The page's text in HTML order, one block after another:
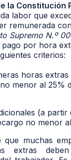
la Constitución
labor que
remunerada
Supremo N.º
pago por hora
criterios:
horas extras
menor al 25%
(a partir
no menor
muchas
extras